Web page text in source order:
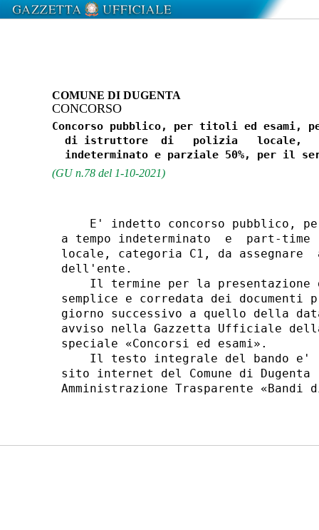
COMUNE DI DUGENTA
CONCORSO
Concorso pubblico, per titoli ed esami,
di istruttore  di   polizia   locale,
(GU n.78 del 1-10-2021)
E' indetto concorso pubblico,
a tempo indeterminato  e  part-
locale, categoria C1, da
dell'ente.
Il termine per la presentazione
semplice e corredata dei
giorno successivo a quello della
avviso nella Gazzetta Ufficiale
speciale «Concorsi ed esami».
Il testo integrale del bando e'
sito internet del Comune di Dugenta
Amministrazione Trasparente «Bandi